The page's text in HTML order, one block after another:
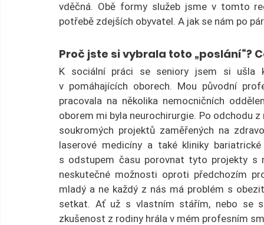
vděčná. Obě formy služeb jsme v tomto
potřebě zdejších obyvatel. A jak se nám po
Proč jste si vybrala toto „poslání“?
K sociální práci se seniory jsem si ušla
v pomáhajících oborech. Mou původní
pracovala na několika nemocničních
oborem mi byla neurochirurgie. Po odchodu
soukromých projektů zaměřených na
laserové medicíny a také kliniky
s odstupem času porovnat tyto projekty s
neskutečné možnosti oproti předchozím
mladý a ne každý z nás má problém s
setkat. Ať už s vlastním stářím, nebo se
zkušenost z rodiny hrála v mém profesním